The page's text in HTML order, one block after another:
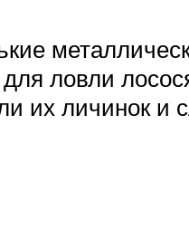
ловли
личинок и